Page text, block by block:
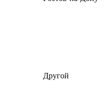
Другой